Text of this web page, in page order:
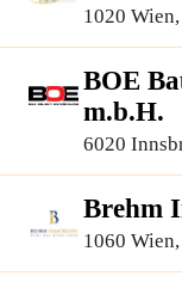
1020
BOE
m.b.H.
6020
Brehm
1060